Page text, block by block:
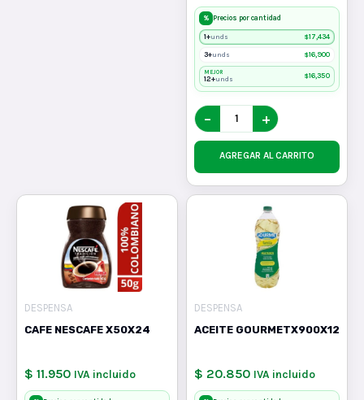
% Precios por cantidad
1+unds $17,434
3+unds $16,900
MEJOR
12+unds $16,350
− +
AGREGAR AL CARRITO
DESPENSA
CAFE NESCAFE X50X24
$ 11.950 IVA incluido
DESPENSA
ACEITE GOURMETX900X12
$ 20.850 IVA incluido